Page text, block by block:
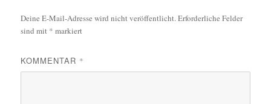
Deine E-Mail-Adresse wird nicht veröffentlicht. Erforderliche Felder
sind mit * markiert
KOMMENTAR *